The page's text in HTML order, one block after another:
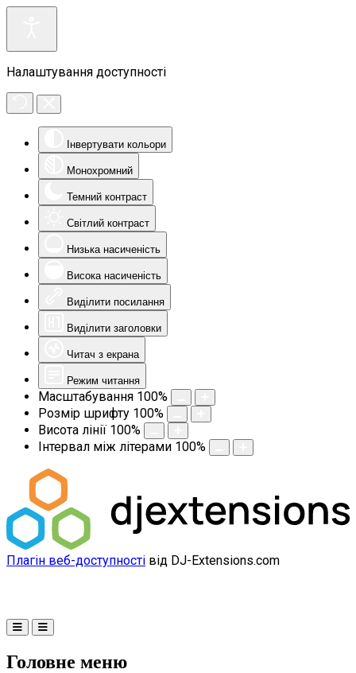
Налаштування доступності
Інвертувати кольори
Монохромний
Темний контраст
Світлий контраст
Низька насиченість
Висока насиченість
Виділити посилання
Виділити заголовки
Читач з екрана
Режим читання
Масштабування 100%
Розмір шрифту 100%
Висота лінії 100%
Інтервал між літерами 100%
Плагін веб-доступності від DJ-Extensions.com
Головне меню